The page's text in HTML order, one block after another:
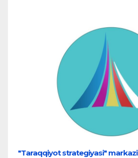
"Taraqqiyot strategiyasi" markazi